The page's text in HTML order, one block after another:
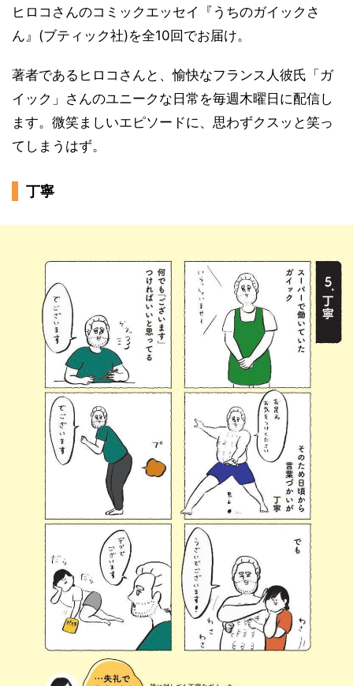
ヒロコさんのコミックエッセイ『うちのガイックさ
ん』(ブティック社)を全10回でお届け。
著者であるヒロコさんと、愉快なフランス人彼氏「ガ
イック」さんのユニークな日常を毎週木曜日に配信し
ます。微笑ましいエピソードに、思わずクスッと笑っ
てしまうはず。
丁寧